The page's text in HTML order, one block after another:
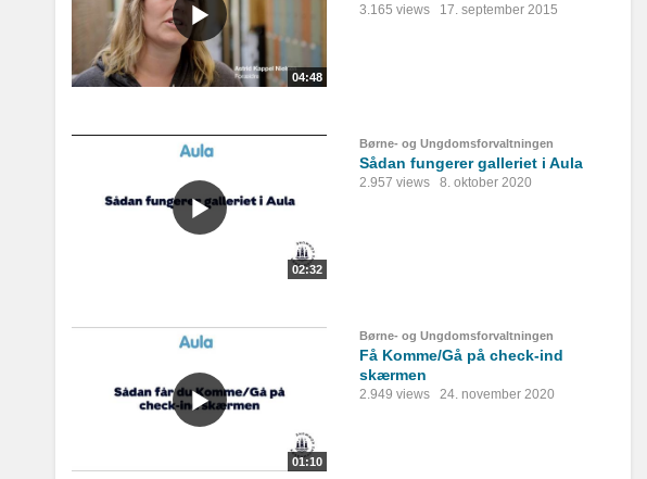
04:48
3.165 views 17. september 2015
02:32
Børne- og Ungdomsforvaltningen
Sådan fungerer galleriet i Aula
2.957 views 8. oktober 2020
01:10
Børne- og Ungdomsforvaltningen
Få Komme/Gå på check-ind
skærmen
2.949 views 24. november 2020